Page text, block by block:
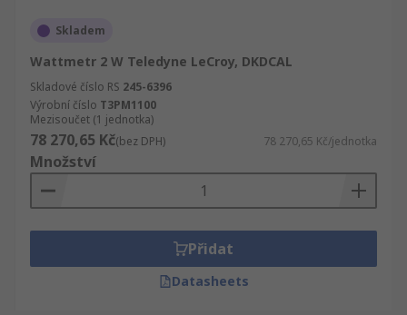
Skladem
Wattmetr 2 W Teledyne LeCroy, DKDCAL
Skladové číslo RS 245-6396
Výrobní číslo T3PM1100
Mezisoučet (1 jednotka)
78 270,65 Kč(bez DPH) 78 270,65 Kč/jednotka
Množství
Přidat
Datasheets